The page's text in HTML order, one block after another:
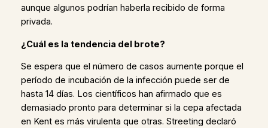
aunque algunos podrían haberla recibido de forma
privada.
¿Cuál es la tendencia del brote?
Se espera que el número de casos aumente porque el
período de incubación de la infección puede ser de
hasta 14 días. Los científicos han afirmado que es
demasiado pronto para determinar si la cepa afectada
en Kent es más virulenta que otras. Streeting declaró